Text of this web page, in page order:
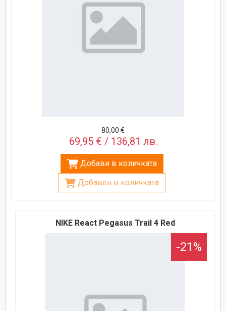
80,00 €
69,95 € / 136,81 лв.
Добави в количката
Добавен в количката
NIKE React Pegasus Trail 4 Red
-21%